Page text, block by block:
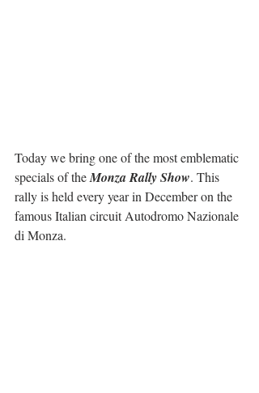
Today we bring one of the most emblematic
specials of the Monza Rally Show. This
rally is held every year in December on the
famous Italian circuit Autodromo Nazionale
di Monza.